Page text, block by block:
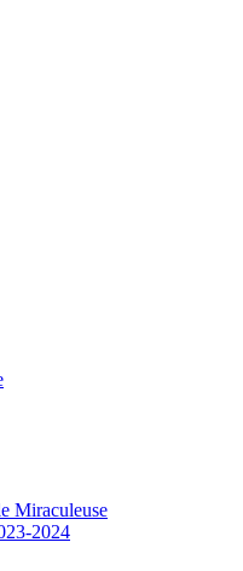
Miraculeuse
2024